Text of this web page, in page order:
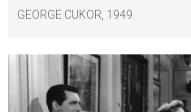
GEORGE CUKOR, 1949.